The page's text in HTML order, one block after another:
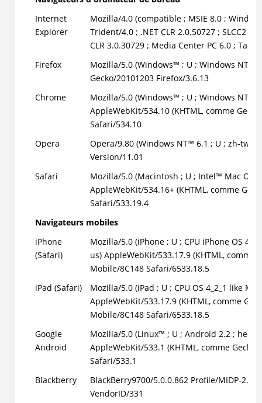
Internet
Explorer
Mozilla/4.0 (compatible ; MSIE 8.0 ;
Trident/4.0 ; .NET CLR 2.0.50727 ; SLCC2 ;
CLR 3.0.30729 ; Media Center PC 6.0 ;
Firefox
Mozilla/5.0 (Windows™ ; U ; Windows NT
Gecko/20101203 Firefox/3.6.13
Chrome
Mozilla/5.0 (Windows™ ; U ; Windows NT
AppleWebKit/534.10 (KHTML, comme
Safari/534.10
Opera
Opera/9.80 (Windows NT™ 6.1 ; U ; zh-tw)
Version/11.01
Safari
Mozilla/5.0 (Macintosh ; U ; Intel™ Mac OS
AppleWebKit/534.16+ (KHTML, comme
Safari/533.19.4
Navigateurs mobiles
iPhone
(Safari)
Mozilla/5.0 (iPhone ; U ; CPU iPhone OS
us) AppleWebKit/533.17.9 (KHTML, comme
Mobile/8C148 Safari/6533.18.5
iPad (Safari)
Mozilla/5.0 (iPad ; U ; CPU OS 4_2_1 like
AppleWebKit/533.17.9 (KHTML, comme
Mobile/8C148 Safari/6533.18.5
Google
Android
Mozilla/5.0 (Linux™ ; U ; Android 2.2 ; he-il;
AppleWebKit/533.1 (KHTML, comme
Safari/533.1
Blackberry
BlackBerry9700/5.0.0.862 Profile/MIDP-2.1
VendorID/331